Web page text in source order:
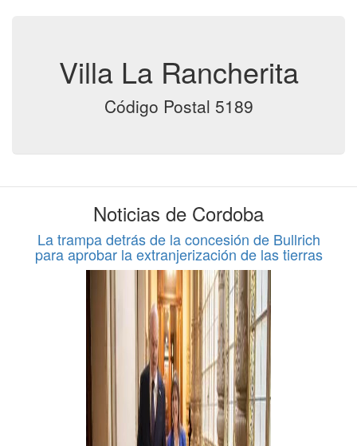
Villa La Rancherita
Código Postal 5189
Noticias de Cordoba
La trampa detrás de la concesión de Bullrich
para aprobar la extranjerización de las tierras